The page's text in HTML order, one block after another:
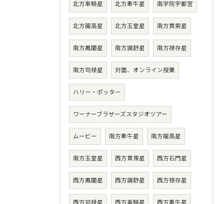
北方車騎星 北方牽牛星 南学院宇都宮
北方龍高星 北方玉堂星 南方貫索星
南方鳳閣星 南方調舒星 南方禄存星
南方司禄星 対面、オンライン授業
ハリー・ポッター
ワーナーブラザーズスタジオツアー
ムービー 南方牽牛星 南方龍高星
南方玉堂星 西方貫策星 西方石門星
西方鳳閣星 西方調舒星 西方禄存星
西方司禄星 西方車騎星 西方牽牛星